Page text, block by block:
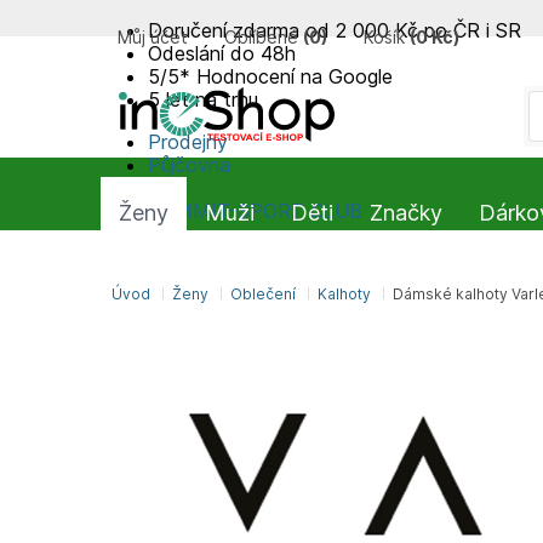
Doručení zdarma od 2 000 Kč po ČR i SR
Odeslání do 48h
5/5* Hodnocení na Google
5 let na trhu
Prodejny
Půjčovna
SUMMIT-SPORT CLUB
Můj účet Oblíbené (0) Košík (0 Kč)
Úvod Ženy Oblečení Kalhoty Dámské kalhoty
Ženy Muži Děti Značky